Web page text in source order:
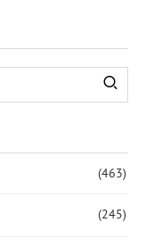
(463)
(245)